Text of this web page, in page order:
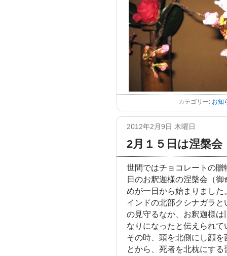
カテゴリー: お知
2012年2月9日 木曜日
2月１５日は涅槃会
世間ではチョコレートの
日のお釈迦様の涅槃会（
めが一日から始まりました
インドの北部クシナガラ
の見守るなか、お釈迦様
なりになったと伝えられて
その時、頭を北側にし顔
とから、死者を北枕にす